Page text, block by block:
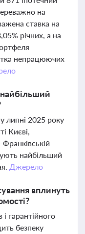
на
ставка на
річних, а на
непрацюючих
липні 2025 року
Києві,
Франківській
найбільший
Джерело
вплинуть
гарантійного
безпеку